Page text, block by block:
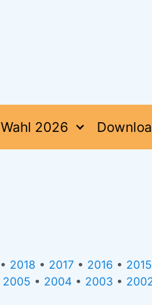
Wahl 2026
• 2018 • 2017• 2016 • 2015
2005 • 2004• 2003 •